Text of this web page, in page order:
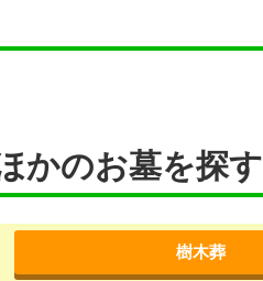
かのお墓を探す
樹木葬